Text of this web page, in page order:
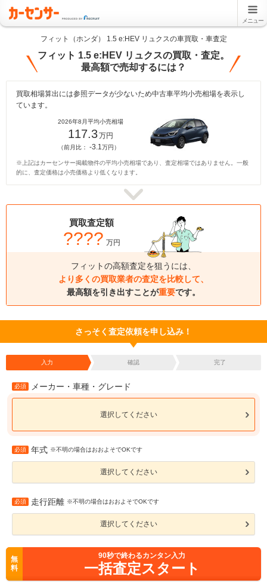
メニュー
フィット（ホンダ） 1.5 e:HEV リュクスの車買取・車査定
フィット 1.5 e:HEV リュクスの買取・査定。
最高額で売却するには？
買取相場算出には参照データが少ないため中古車平均小売相場を表示し
ています。
2026年8月平均小売相場
117.3万円
（前月比： -3.1万円）
※上記はカーセンサー掲載物件の平均小売相場であり、査定相場ではありません。一般
的に、査定価格は小売価格より低くなります。
買取査定額
???? 万円
フィットの高額査定を狙うには、
より多くの買取業者の査定を比較して、
最高額を引き出すことが重要です。
さっそく査定依頼を申し込み！
入力 確認 完了
必須 メーカー・車種・グレード
選択してください
必須 年式 ※不明の場合はおおよそでOKです
選択してください
必須 走行距離 ※不明の場合はおおよそでOKです
選択してください
無
料
90秒で終わるカンタン入力
一括査定スタート